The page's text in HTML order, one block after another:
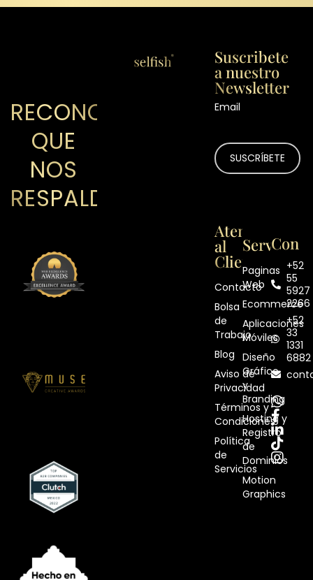
RECONOCIMIENTOS
QUE
NOS
RESPALDAN
Suscribete
a nuestro
Newsletter
Email
Atención
al
Cliente
Contacto
Bolsa
de
Trabajo
Blog
Aviso de
Privacidad
Términos y
Condiciones
Política
de
Servicios
Servicios
Paginas
Web
Ecommerce
Aplicaciones
Móviles
Diseño
Gráfico
y
Branding
Hosting y
Registro
de
Dominios
Motion
Graphics
+52
55
5927
2266
+52
33
1331
6882